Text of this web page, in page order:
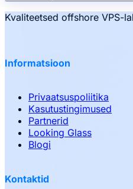
Kvaliteetsed offshore VPS-
Informatsioon
Privaatsuspoliitika
Kasutustingimused
Partnerid
Looking Glass
Blogi
Kontaktid